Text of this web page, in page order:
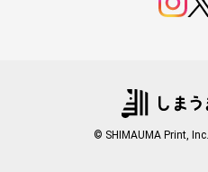
© SHIMAUMA Print,